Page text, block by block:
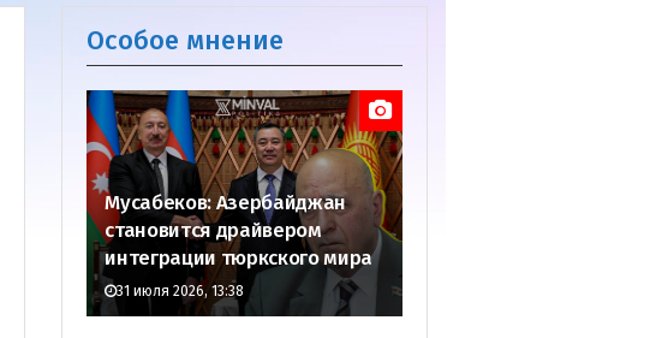
Особое мнение
Мусабеков: Азербайджан
становится драйвером
интеграции тюркского мира
31 июля 2026, 13:38